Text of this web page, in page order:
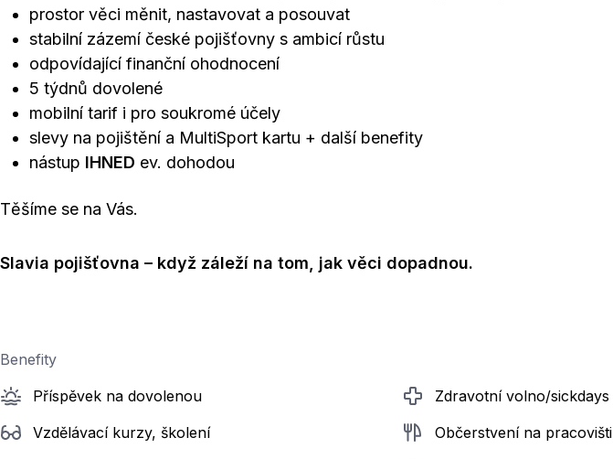
prostor věci měnit, nastavovat a posouvat
stabilní zázemí české pojišťovny s ambicí růstu
odpovídající finanční ohodnocení
5 týdnů dovolené
mobilní tarif i pro soukromé účely
slevy na pojištění a MultiSport kartu + další benefity
nástup IHNED ev. dohodou
Těšíme se na Vás.
Slavia pojišťovna – když záleží na tom, jak věci dopadnou.
Benefity
Příspěvek na dovolenou
Vzdělávací kurzy, školení
Zdravotní volno/sickdays
Občerstvení na pracovišti